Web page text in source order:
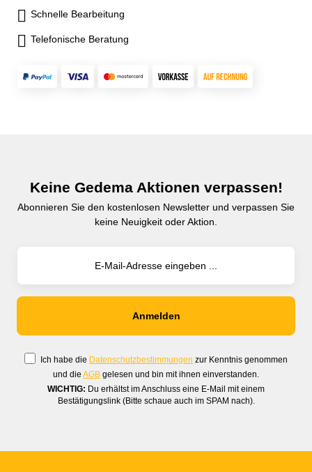
Schnelle Bearbeitung
Telefonische Beratung
Keine Gedema Aktionen verpassen!
Abonnieren Sie den kostenlosen Newsletter und verpassen Sie
keine Neuigkeit oder Aktion.
Ich habe die Datenschutzbestimmungen zur Kenntnis genommen
und die AGB gelesen und bin mit ihnen einverstanden.
WICHTIG: Du erhältst im Anschluss eine E-Mail mit einem
Bestätigungslink (Bitte schaue auch im SPAM nach).